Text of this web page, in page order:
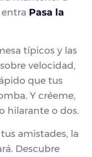
Pasa la
típicos y las
velocidad,
que tus
Y créeme,
hilarante o dos.
amistades, la
Descubre